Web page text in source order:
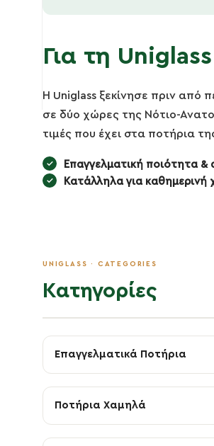
Για τη Uniglass
Η Uniglass ξεκίνησε πριν από
σε δύο χώρες της Νότιο-
τιμές που έχει στα ποτήρια
Επαγγελματική ποιότητα &
Κατάλληλα για καθημερινή
Κατηγορίες
Επαγγελματικά Ποτήρια
Ποτήρια Χαμηλά